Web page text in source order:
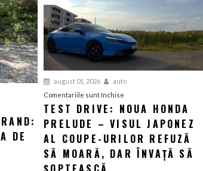
DE
august 01, 2026
auto
Comentariile sunt închise
Test
Drive:
Noua
Honda
Prelude
TEST DRIVE: NOUA HONDA
PRELUDE – VISUL JAPONEZ
AL COUPE-URILOR REFUZĂ
SĂ MOARĂ, DAR ÎNVAȚĂ SĂ